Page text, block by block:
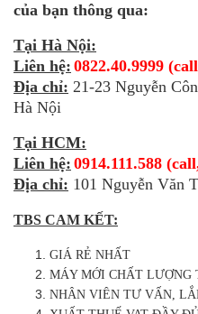
của bạn thông qua:
Tại Hà Nội:
Liên hệ: 0822.40.9999
Địa chỉ: 21-23 Nguyễn
Hà Nội
Tại HCM:
Liên hệ: 0914.111.588
Địa chỉ: 101 Nguyễn Văn
TBS CAM KẾT:
GIÁ RẺ NHẤT
MÁY MỚI CHẤT LƯỢNG
NHÂN VIÊN TƯ VẤN,